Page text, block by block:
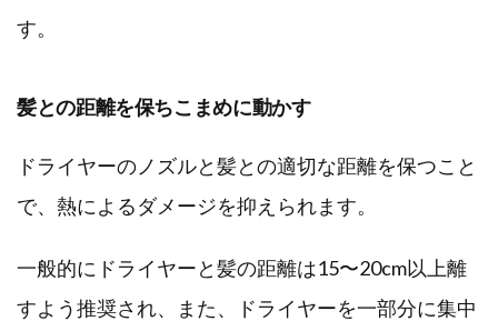
す。
髪との距離を保ちこまめに動かす
ドライヤーのノズルと髪との適切な距離を保つこと
で、熱によるダメージを抑えられます。
一般的にドライヤーと髪の距離は15〜20cm以上離
すよう推奨され、また、ドライヤーを一部分に集中